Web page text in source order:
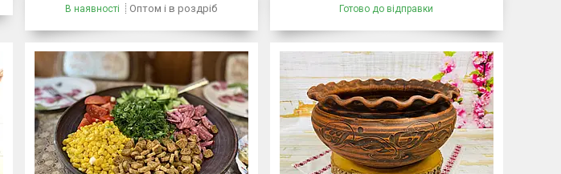
В наявності Оптом і в роздріб Готово до відправки